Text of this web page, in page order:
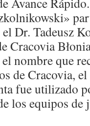
Dr. Tadeusz
Cracovia
el nombre que
de Cracovia,
fue utilizado
los equipos de